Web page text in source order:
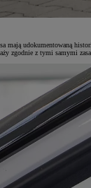
mają udokumentowaną
zgodnie z tymi samymi